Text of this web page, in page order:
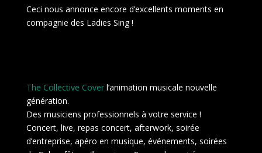
Ceci nous annonce encore d’excellents moments en
compagnie des Ladies Sing !
The Collective Coverl’animation musicale nouvelle
génération.
Des musiciens professionnels à votre service !
Concert, live, repas concert, afterwork, soirée
d’entreprise, apéro en musique, événements, soirées